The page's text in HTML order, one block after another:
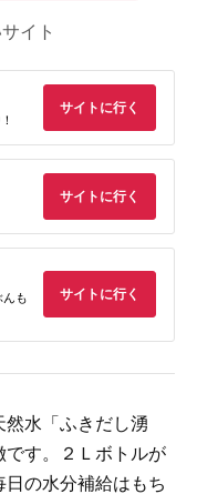
イト
サイトに行く
サイトに行く
んも
サイトに行く
水「ふきだし湧
です。２Ｌボトルが
日の水分補給はもち